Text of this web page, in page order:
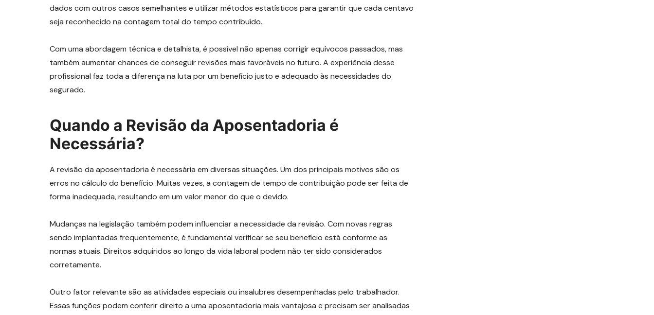
dados com outros casos semelhantes e utilizar métodos estatísticos para garantir que cada centavo
seja reconhecido na contagem total do tempo contribuído.
Com uma abordagem técnica e detalhista, é possível não apenas corrigir equívocos passados, mas
também aumentar chances de conseguir revisões mais favoráveis no futuro. A experiência desse
profissional faz toda a diferença na luta por um benefício justo e adequado às necessidades do
segurado.
Quando a Revisão da Aposentadoria é
Necessária?
A revisão da aposentadoria é necessária em diversas situações. Um dos principais motivos são os
erros no cálculo do benefício. Muitas vezes, a contagem de tempo de contribuição pode ser feita de
forma inadequada, resultando em um valor menor do que o devido.
Mudanças na legislação também podem influenciar a necessidade da revisão. Com novas regras
sendo implantadas frequentemente, é fundamental verificar se seu benefício está conforme as
normas atuais. Direitos adquiridos ao longo da vida laboral podem não ter sido considerados
corretamente.
Outro fator relevante são as atividades especiais ou insalubres desempenhadas pelo trabalhador.
Essas funções podem conferir direito a uma aposentadoria mais vantajosa e precisam ser analisadas